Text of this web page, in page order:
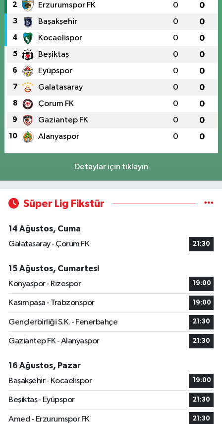
2 Erzurumspor FK 0 0
3 Başakşehir 0 0
4 Kocaelispor 0 0
5 Beşiktaş 0 0
6 Eyüpspor 0 0
7 Galatasaray 0 0
8 Çorum FK 0 0
9 Gaziantep FK 0 0
10 Alanyaspor 0 0
Detaylar için tıklayın
Süper Lig Fikstür
14 Ağustos, Cuma
Galatasaray - Çorum FK
21:30
15 Ağustos, Cumartesi
Konyaspor - Rizespor
19:00
Kasımpaşa - Trabzonspor 19:00
Gençlerbirliği S.K. - Fenerbahçe 21:30
Gaziantep FK - Alanyaspor 21:30
16 Ağustos, Pazar
Başakşehir - Kocaelispor
19:00
Beşiktaş - Eyüpspor 21:30
Amed - Erzurumspor FK 21:30